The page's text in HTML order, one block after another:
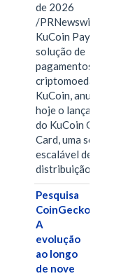
de 2026
/PRNewswire/
KuCoin Pay,
solução de
pagamentos em
criptomoedas da
KuCoin,
hoje o
do KuCoin Gift
Card, uma
escalável de
distribuição de…
Pesquisa
CoinGecko:
A
evolução
ao longo
de nove